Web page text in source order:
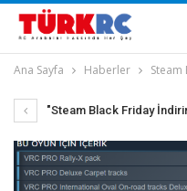
Ana Sayfa Haberler Steam
"Steam Black Friday